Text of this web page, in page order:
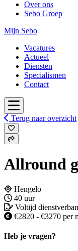
Over ons
Sebo Groep
Mijn Sebo
Vacatures
Actueel
Diensten
Specialismen
Contact
Terug naar overzicht
Allround
Hengelo
40 uur
Voltijd
€2820 - €3270 per
Heb je vragen?